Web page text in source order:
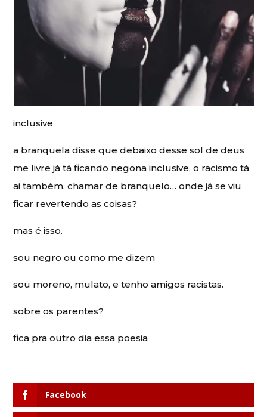
inclusive
a branquela disse que debaixo desse sol de deus
me livre já tá ficando negona inclusive, o racismo tá
ai também, chamar de branquelo… onde já se viu
ficar revertendo as coisas?
mas é isso.
sou negro ou como me dizem
sou moreno, mulato, e tenho amigos racistas.
sobre os parentes?
fica pra outro dia essa poesia
Facebook